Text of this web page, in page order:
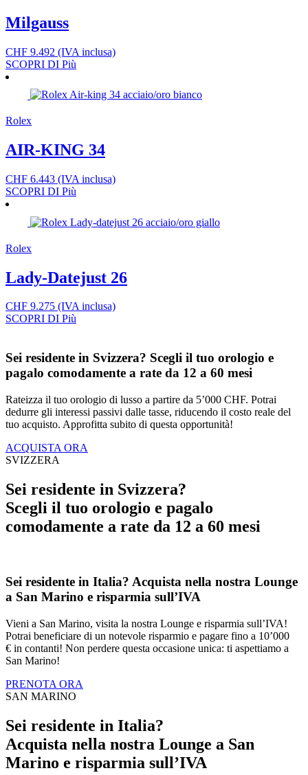
Milgauss
CHF 9.492 (IVA inclusa)
SCOPRI DI Più
Rolex
AIR-KING 34
CHF 6.443 (IVA inclusa)
SCOPRI DI Più
Rolex
Lady-Datejust 26
CHF 9.275 (IVA inclusa)
SCOPRI DI Più
Sei residente in Svizzera? Scegli il tuo orologio e
pagalo comodamente a rate da 12 a 60 mesi
Rateizza il tuo orologio di lusso a partire da 5’000 CHF. Potrai
dedurre gli interessi passivi dalle tasse, riducendo il costo reale del
tuo acquisto. Approfitta subito di questa opportunità!
ACQUISTA ORA
SVIZZERA
Sei residente in Svizzera?
Scegli il tuo orologio e pagalo
comodamente a rate da 12 a 60 mesi
Sei residente in Italia? Acquista nella nostra Lounge
a San Marino e risparmia sull’IVA
Vieni a San Marino, visita la nostra Lounge e risparmia sull’IVA!
Potrai beneficiare di un notevole risparmio e pagare fino a 10’000
€ in contanti! Non perdere questa occasione unica: ti aspettiamo a
San Marino!
PRENOTA ORA
SAN MARINO
Sei residente in Italia?
Acquista nella nostra Lounge a San
Marino e risparmia sull’IVA